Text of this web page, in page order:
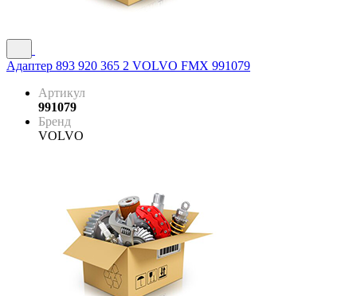
Адаптер 893 920 365 2 VOLVO FMX 991079
Артикул
991079
Бренд
VOLVO